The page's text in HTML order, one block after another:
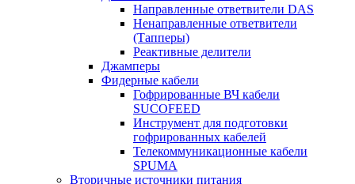
Направленные ответвители DAS
Ненаправленные ответвители
(Тапперы)
Реактивные делители
Джамперы
Фидерные кабели
Гофрированные ВЧ кабели
SUCOFEED
Инструмент для подготовки
гофрированных кабелей
Телекоммуникационные кабели
SPUMA
Вторичные источники питания